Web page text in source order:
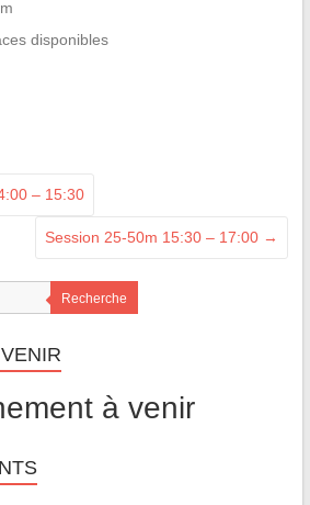
disponibles
– 15:30
Session 25-50m 15:30 – 17:00 →
Recherche
à venir